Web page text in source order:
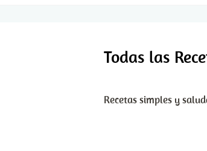
Todas las
Recetas simples y